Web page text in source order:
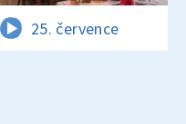
25. července